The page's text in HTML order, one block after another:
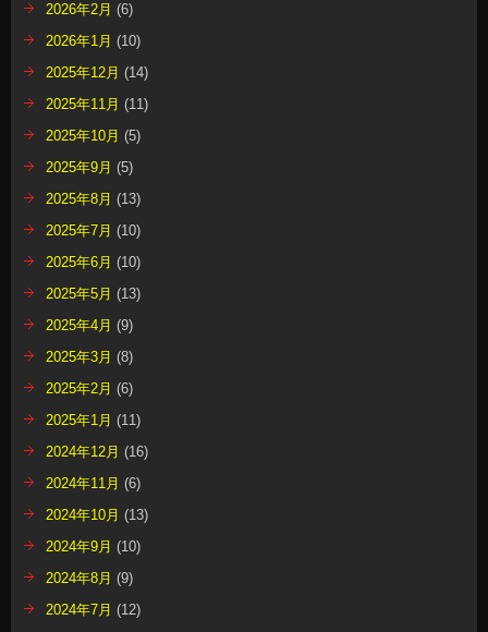
2026年2月 (6)
2026年1月 (10)
2025年12月 (14)
2025年11月 (11)
2025年10月 (5)
2025年9月 (5)
2025年8月 (13)
2025年7月 (10)
2025年6月 (10)
2025年5月 (13)
2025年4月 (9)
2025年3月 (8)
2025年2月 (6)
2025年1月 (11)
2024年12月 (16)
2024年11月 (6)
2024年10月 (13)
2024年9月 (10)
2024年8月 (9)
2024年7月 (12)